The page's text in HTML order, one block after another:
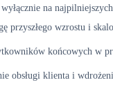
na
przyszłego wzrostu i
końcowych w
obsługi klienta i